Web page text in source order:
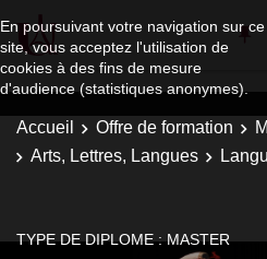
En poursuivant votre navigation sur ce
site, vous acceptez l'utilisation de
cookies à des fins de mesure
d'audience (statistiques anonymes).
Accueil Offre de formation
Arts, Lettres, Langues
TYPE DE DIPLOME : MASTER